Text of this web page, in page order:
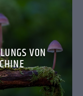
VON